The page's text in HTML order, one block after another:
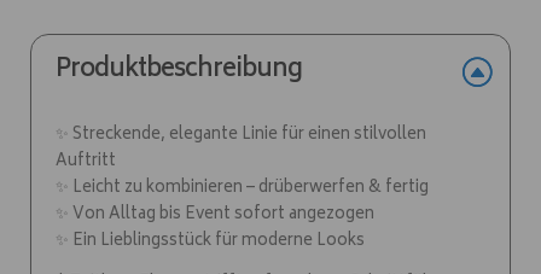
Produktbeschreibung
✨ Streckende, elegante Linie für einen stilvollen
Auftritt
✨ Leicht zu kombinieren – drüberwerfen & fertig
✨ Von Alltag bis Event sofort angezogen
✨ Ein Lieblingsstück für moderne Looks